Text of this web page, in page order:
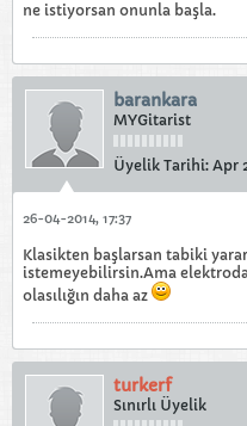
ne istiyorsan onunla başla.
barankara
MYGitarist
Üyelik Tarihi: Apr
26-04-2014, 17:37
Klasikten başlarsan tabiki
istemeyebilirsin.Ama
olasılığın daha az
turkerf
Sınırlı Üyelik